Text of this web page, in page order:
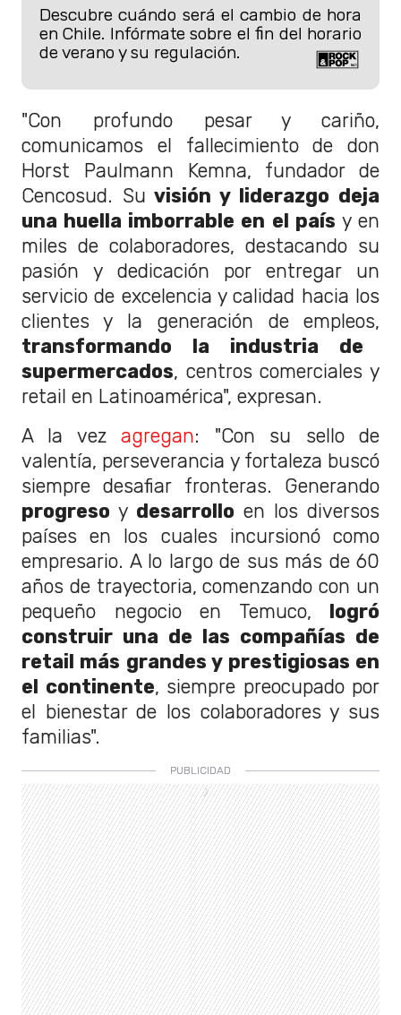
Descubre cuándo será el cambio de hora
en Chile. Infórmate sobre el fin del horario
de verano y su regulación.
"Con profundo pesar y cariño,
comunicamos el fallecimiento de don
Horst Paulmann Kemna, fundador de
Cencosud. Su visión y liderazgo deja
una huella imborrable en el país y en
miles de colaboradores, destacando su
pasión y dedicación por entregar un
servicio de excelencia y calidad hacia los
clientes y la generación de empleos,
transformando la industria de
supermercados, centros comerciales y
retail en Latinoamérica", expresan.
A la vezagregan: "Con su sello de
valentía, perseverancia y fortaleza buscó
siempre desafiar fronteras. Generando
progreso y desarrollo en los diversos
países en los cuales incursionó como
empresario. A lo largo de sus más de 60
años de trayectoria, comenzando con un
pequeño negocio en Temuco, logró
construir una de las compañías de
retail más grandes y prestigiosas en
el continente, siempre preocupado por
el bienestar de los colaboradores y sus
familias".